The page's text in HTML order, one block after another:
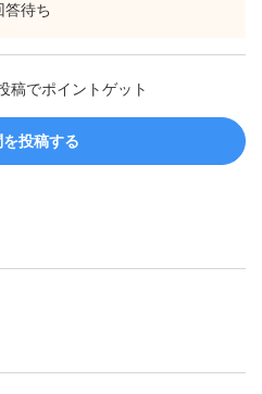
答待ち
稿でポイントゲット
投稿する